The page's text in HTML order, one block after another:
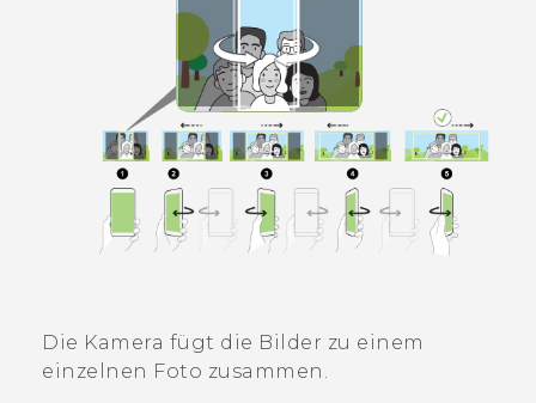
Die Kamera fügt die Bilder zu einem
einzelnen Foto zusammen.